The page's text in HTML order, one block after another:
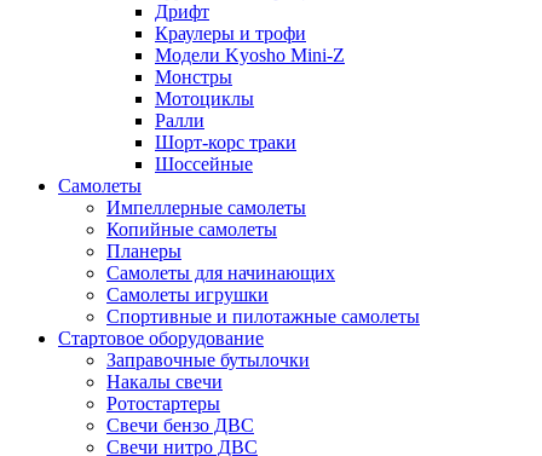
Дрифт
Краулеры и трофи
Модели Kyosho Mini-Z
Монстры
Мотоциклы
Ралли
Шорт-корс траки
Шоссейные
Самолеты
Импеллерные самолеты
Копийные самолеты
Планеры
Самолеты для начинающих
Самолеты игрушки
Спортивные и пилотажные самолеты
Стартовое оборудование
Заправочные бутылочки
Накалы свечи
Ротостартеры
Свечи бензо ДВС
Свечи нитро ДВС